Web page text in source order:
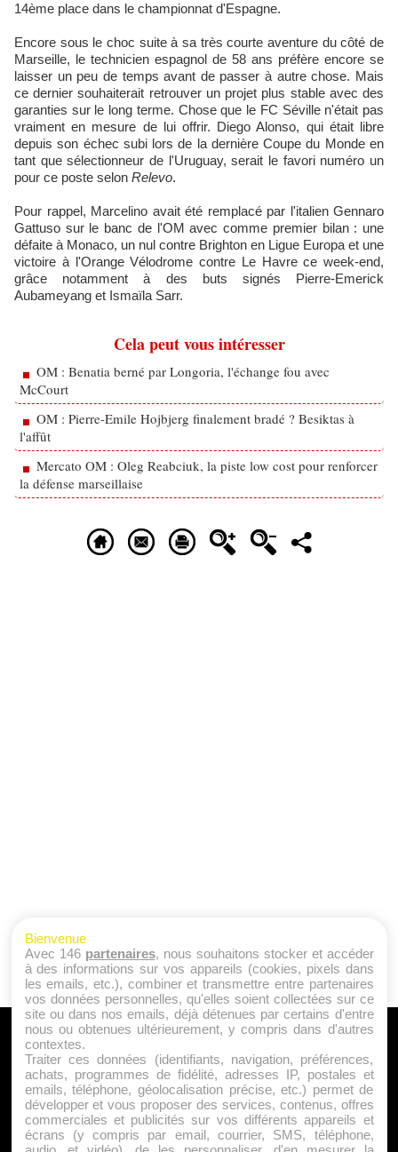
14ème place dans le championnat d'Espagne.
Encore sous le choc suite à sa très courte aventure du côté de
Marseille, le technicien espagnol de 58 ans préfère encore se
laisser un peu de temps avant de passer à autre chose. Mais
ce dernier souhaiterait retrouver un projet plus stable avec des
garanties sur le long terme. Chose que le FC Séville n'était pas
vraiment en mesure de lui offrir. Diego Alonso, qui était libre
depuis son échec subi lors de la dernière Coupe du Monde en
tant que sélectionneur de l'Uruguay, serait le favori numéro un
pour ce poste selon Relevo.
Pour rappel, Marcelino avait été remplacé par l'italien Gennaro
Gattuso sur le banc de l'OM avec comme premier bilan : une
défaite à Monaco, un nul contre Brighton en Ligue Europa et une
victoire à l'Orange Vélodrome contre Le Havre ce week-end,
grâce notamment à des buts signés Pierre-Emerick
Aubameyang et Ismaïla Sarr.
Cela peut vous intéresser
OM : Benatia berné par Longoria, l'échange fou avec
McCourt
OM : Pierre-Emile Hojbjerg finalement bradé ? Besiktas à
l'affût
Mercato OM : Oleg Reabciuk, la piste low cost pour renforcer
la défense marseillaise
A PROPOS
Qui sommes nous ?
Mentions Légales
Publicité
Politique de Cookies
Bienvenue
Avec 146 partenaires, nous souhaitons stocker et accéder
à des informations sur vos appareils (cookies, pixels dans
les emails, etc.), combiner et transmettre entre partenaires
vos données personnelles, qu'elles soient collectées sur ce
site ou dans nos emails, déjà détenues par certains d'entre
nous ou obtenues ultérieurement, y compris dans d'autres
contextes.
Traiter ces données (identifiants, navigation, préférences,
achats, programmes de fidélité, adresses IP, postales et
emails, téléphone, géolocalisation précise, etc.) permet de
développer et vous proposer des services, contenus, offres
commerciales et publicités sur vos différents appareils et
écrans (y compris par email, courrier, SMS, téléphone,